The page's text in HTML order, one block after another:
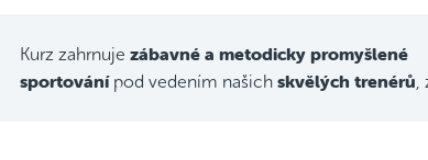
Kurz zahrnuje zábavné a metodicky promyšlené
sportovánípod vedením našich skvělých trenérů